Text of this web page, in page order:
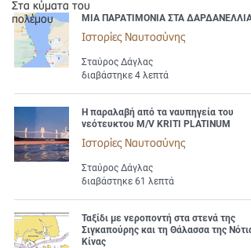
Στα κύματα του
πολέμου
ΜΙΑ ΠΑΡΑΤΙΜΟΝΙΑ ΣΤΑ ΔΑΡΔΑΝΕΛΛΙΑ
Ιστορίες Ναυτοσύνης
Σταύρος Δάγλας
διαβάστηκε 4 λεπτά
Η παραλαβή από τα ναυπηγεία του
νεότευκτου M/V KRITI PLATINUM
Ιστορίες Ναυτοσύνης
Σταύρος Δάγλας
διαβάστηκε 61 λεπτά
Ταξίδι με νεροποντή στα στενά της
Σιγκαπούρης και τη Θάλασσα της
Κίνας